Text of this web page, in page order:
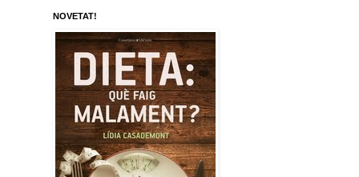
NOVETAT!